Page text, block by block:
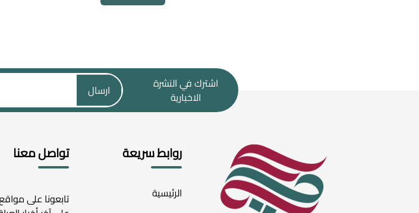
اشترك في النشرة
الاخبارية
ارسال
روابط سريعة
الرئيسية
تواصل معنا
تابعونا على